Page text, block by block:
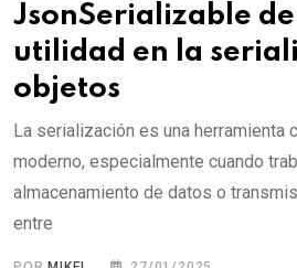
JsonSerializable de
utilidad en la
objetos
La serialización es una herramienta
moderno, especialmente cuando
almacenamiento de datos o
entre